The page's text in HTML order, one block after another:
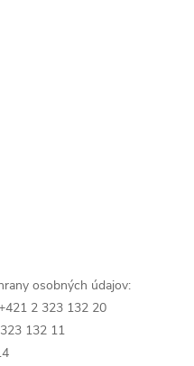
osobných údajov:
2 323 132 20
132 11